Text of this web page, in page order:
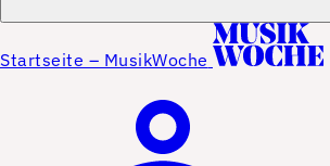
Startseite – MusikWoche